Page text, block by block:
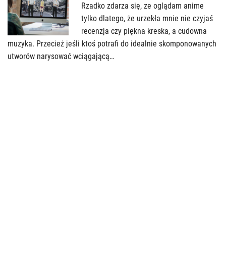
Rzadko zdarza się, ze oglądam anime
tylko dlatego, że urzekła mnie nie czyjaś
recenzja czy piękna kreska, a cudowna
muzyka. Przecież jeśli ktoś potrafi do idealnie skomponowanych
utworów narysować wciągającą…